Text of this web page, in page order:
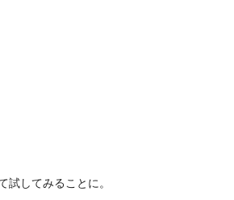
試してみることに。